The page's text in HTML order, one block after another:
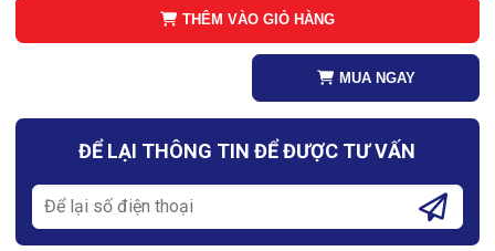
THÊM VÀO GIỎ HÀNG
MUA NGAY
ĐỂ LẠI THÔNG TIN ĐỂ ĐƯỢC TƯ VẤN